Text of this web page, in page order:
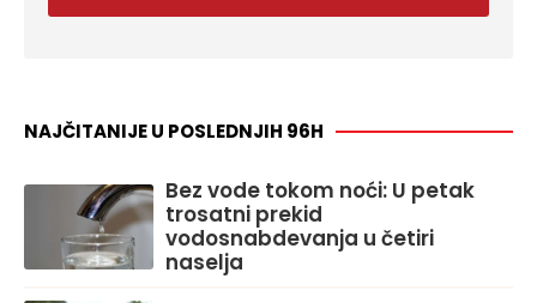
NAJČITANIJE U POSLEDNJIH 96H
Bez vode tokom noći: U petak
trosatni prekid
vodosnabdevanja u četiri
naselja